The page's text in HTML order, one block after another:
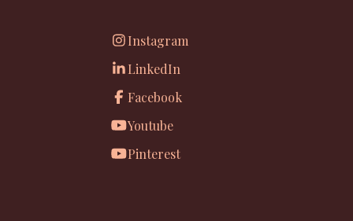
Instagram
LinkedIn
Facebook
Youtube
Pinterest